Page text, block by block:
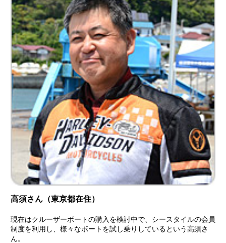
高須さん（東京都在住）
現在はクルーザーボートの購入を検討中で、シースタイルの会員
制度を利用し、様々なボートを試し乗りしているという高須さ
ん。